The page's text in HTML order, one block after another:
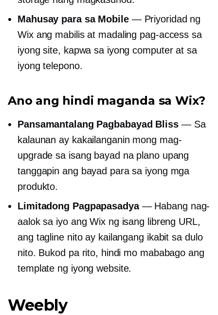
Mahusay para sa Mobile— Priyoridad ng
Wix ang mabilis at madaling pag-access sa
iyong site, kapwa sa iyong computer at sa
iyong telepono.
Ano ang hindi maganda sa Wix?
Pansamantalang Pagbabayad Bliss— Sa
kalaunan ay kakailanganin mong mag-
upgrade sa isang bayad na plano upang
tanggapin ang bayad para sa iyong mga
produkto.
Limitadong Pagpapasadya— Habang nag-
aalok sa iyo ang Wix ng isang libreng URL,
ang tagline nito ay kailangang ikabit sa dulo
nito. Bukod pa rito, hindi mo mababago ang
template ng iyong website.
Weebly